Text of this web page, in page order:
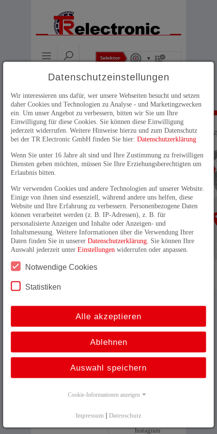
Home >Unternehmen >Kontakt >International
International
Deutsch
Français
Sitemap
Kontakt
Datenschutz
Instagram
Datenschutzeinstellungen
Wir interessieren uns dafür, wer unsere Webseiten besucht und setzen
daher Cookies und Technologien zu Analyse - und Marketingzwecken
ein. Um unser Angebot zu verbessern, bitten wir Sie um Ihre
Einwilligung für diese Cookies. Sie können diese Einwilligung
jederzeit widerrufen. Weitere Hinweise hierzu und zum Datenschutz
bei der TR Electronic GmbH finden Sie hier:Datenschutzerklärung
Wenn Sie unter 16 Jahre alt sind und Ihre Zustimmung zu freiwilligen
Diensten geben möchten, müssen Sie Ihre Erziehungsberechtigten um
Erlaubnis bitten.
Wir verwenden Cookies und andere Technologien auf unserer Website.
Einige von ihnen sind essenziell, während andere uns helfen, diese
Website und Ihre Erfahrung zu verbessern. Personenbezogene Daten
können verarbeitet werden (z. B. IP-Adressen), z. B. für
personalisierte Anzeigen und Inhalte oder Anzeigen- und
Inhaltsmessung. Weitere Informationen über die Verwendung Ihrer
Daten finden Sie in unsererDatenschutzerklärung . Sie können Ihre
Auswahl jederzeit unterEinstellungen widerrufen oder anpassen.
Notwendige Cookies
Statistiken
Alle akzeptieren
Ablehnen
Auswahl speichern
Cookie-Informationen anzeigen
Impressum | Datenschutz